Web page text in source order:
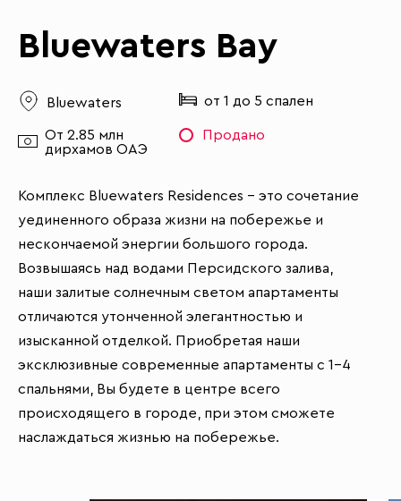
Bluewaters Bay
Bluewaters от 1 до 5 спален
От 2.85 млн
дирхамов ОАЭ
Продано
Комплекс Bluewaters Residences – это сочетание
уединенного образа жизни на побережье и
нескончаемой энергии большого города.
Возвышаясь над водами Персидского залива,
наши залитые солнечным светом апартаменты
отличаются утонченной элегантностью и
изысканной отделкой. Приобретая наши
эксклюзивные современные апартаменты с 1-4
спальнями, Вы будете в центре всего
происходящего в городе, при этом сможете
наслаждаться жизнью на побережье.